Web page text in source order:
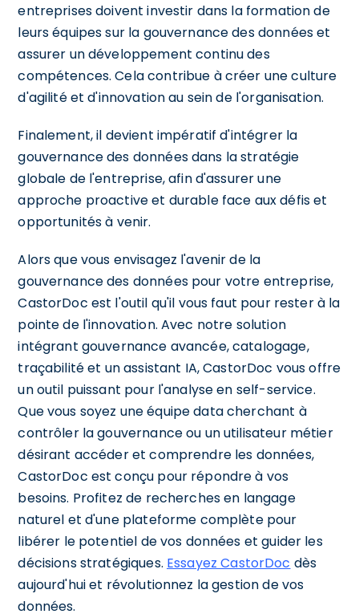
entreprises doivent investir dans la formation de
leurs équipes sur la gouvernance des données et
assurer un développement continu des
compétences. Cela contribue à créer une culture
d'agilité et d'innovation au sein de l'organisation.
Finalement, il devient impératif d'intégrer la
gouvernance des données dans la stratégie
globale de l'entreprise, afin d'assurer une
approche proactive et durable face aux défis et
opportunités à venir.
Alors que vous envisagez l'avenir de la
gouvernance des données pour votre entreprise,
CastorDoc est l'outil qu'il vous faut pour rester à la
pointe de l'innovation. Avec notre solution
intégrant gouvernance avancée, catalogage,
traçabilité et un assistant IA, CastorDoc vous offre
un outil puissant pour l'analyse en self-service.
Que vous soyez une équipe data cherchant à
contrôler la gouvernance ou un utilisateur métier
désirant accéder et comprendre les données,
CastorDoc est conçu pour répondre à vos
besoins. Profitez de recherches en langage
naturel et d'une plateforme complète pour
libérer le potentiel de vos données et guider les
décisions stratégiques. Essayez CastorDoc dès
aujourd'hui et révolutionnez la gestion de vos
données.